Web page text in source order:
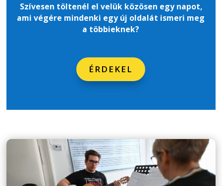
Szívesen töltenél el velük közösen egy napot,
ami végére mindenki egy új oldalát ismeri meg
a többieknek?
ÉRDEKEL